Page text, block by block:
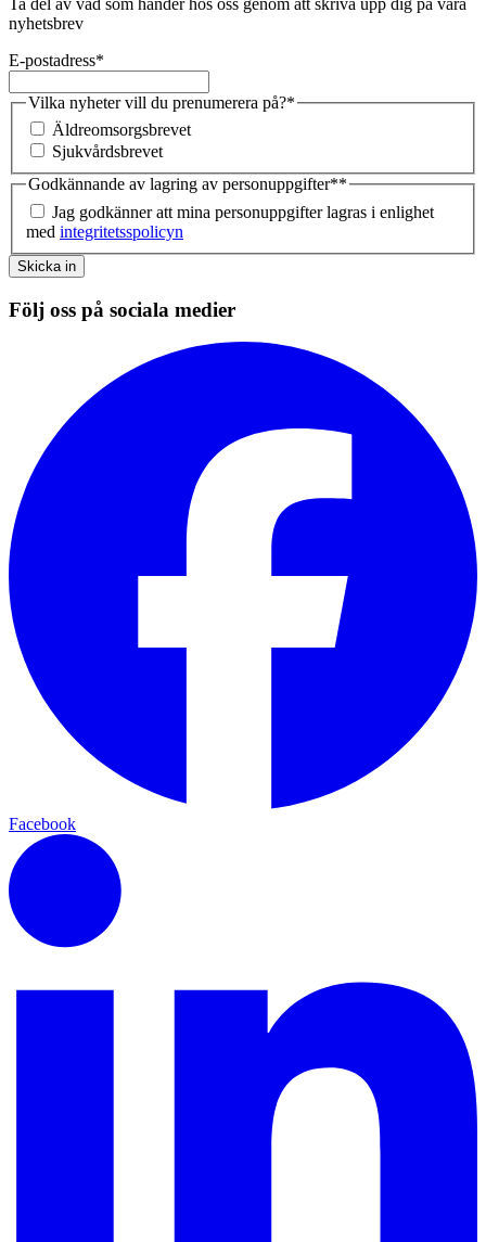
nyhetsbrev
E-postadress*
Vilka nyheter vill du prenumerera på?*
Äldreomsorgsbrevet
Sjukvårdsbrevet
Godkännande av lagring av personuppgifter**
Jag godkänner att mina personuppgifter lagras i enlighet
med integritetsspolicyn
Skicka in
Följ oss på sociala medier
Facebook